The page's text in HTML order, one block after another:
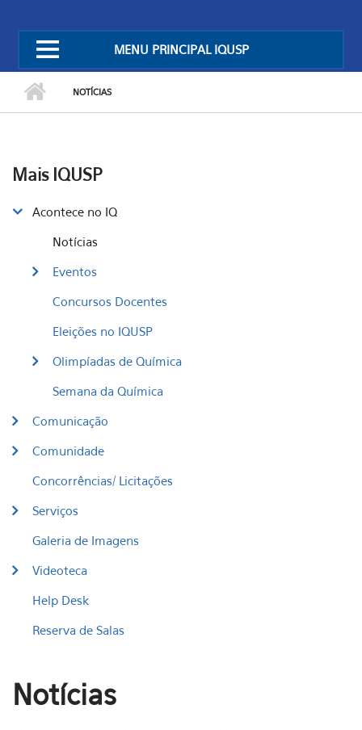
MENU PRINCIPAL IQUSP
NOTÍCIAS
Mais IQUSP
Acontece no IQ
Notícias
Eventos
Concursos Docentes
Eleições no IQUSP
Olimpíadas de Química
Semana da Química
Comunicação
Comunidade
Concorrências/ Licitações
Serviços
Galeria de Imagens
Videoteca
Help Desk
Reserva de Salas
Notícias